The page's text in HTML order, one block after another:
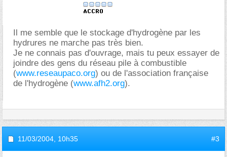
Il me semble que le stockage d'hydrogène par les
hydrures ne marche pas très bien.
Je ne connais pas d'ouvrage, mais tu peux essayer de
joindre des gens du réseau pile à combustible
(www.reseaupaco.org) ou de l'association française
de l'hydrogène (www.afh2.org).
11/03/2004, 10h35 #3